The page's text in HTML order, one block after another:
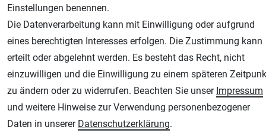
Airbrush-City
Fachhandel für: Airbrushpistolen, Kompressoren, Airbrushfarben
Modellbau-City
Modellbau Shop
Plotter-City
Schneideplotter, Transferpressen, Siebdruck und Plotterfolien
Im Shop Kaufen
Küchen Zubehör - Haus/Garten - Tierbedarf
Einstellungen benennen.
Die Datenverarbeitung kann mit Einwilligung oder aufgrund
eines berechtigten Interesses erfolgen. Die Zustimmung kann
erteilt oder abgelehnt werden. Es besteht das Recht, nicht
einzuwilligen und die Einwilligung zu einem späteren
zu ändern oder zu widerrufen. Beachten Sie unser Impressum
und weitere Hinweise zur Verwendung personenbezogener
Daten in unserer Daten­schutz­erklärung.